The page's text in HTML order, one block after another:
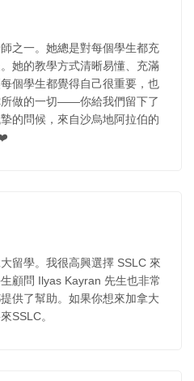
之一。她總是對每個學生都充
她的教學方式清晰易懂、充滿
個學生都覺得自己很重要，也
做的一切——你給我們留下了
的問候，來自沙烏地阿拉伯的
留學。我很高興選擇 SSLC 來
顧問 Ilyas Kayran 先生也非常
供了幫助。如果你想來加拿大
SSLC。